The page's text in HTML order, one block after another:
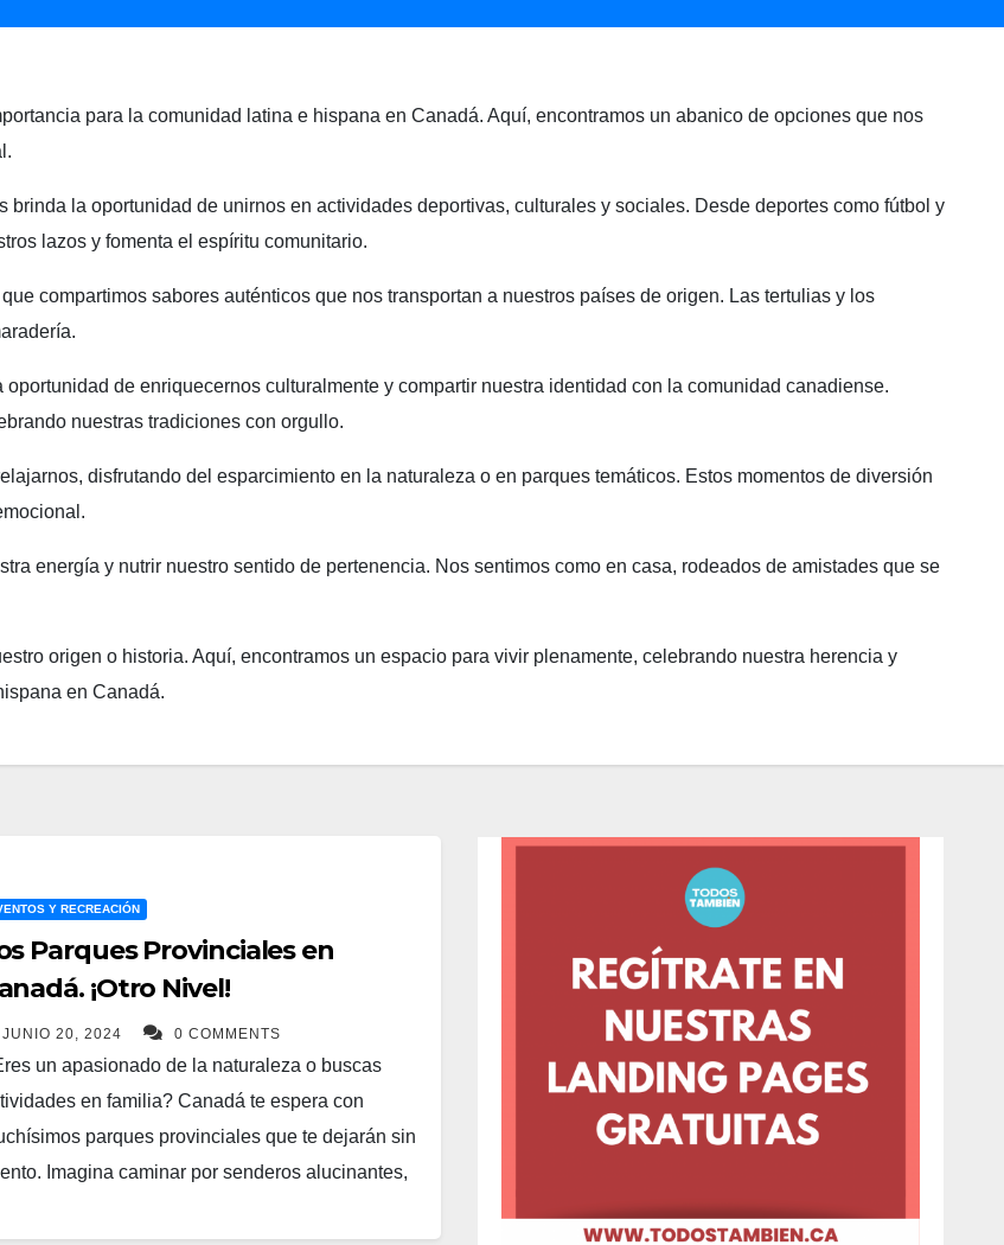
para la comunidad latina e hispana en Canadá. Aquí, encontramos un abanico de opciones que nos
la oportunidad de unirnos en actividades deportivas, culturales y sociales. Desde deportes como fútbol y
lazos y fomenta el espíritu comunitario.
compartimos sabores auténticos que nos transportan a nuestros países de origen. Las tertulias y los
de enriquecernos culturalmente y compartir nuestra identidad con la comunidad canadiense.
nuestras tradiciones con orgullo.
disfrutando del esparcimiento en la naturaleza o en parques temáticos. Estos momentos de diversión
energía y nutrir nuestro sentido de pertenencia. Nos sentimos como en casa, rodeados de amistades que se
origen o historia. Aquí, encontramos un espacio para vivir plenamente, celebrando nuestra herencia y
en Canadá.
Y RECREACIÓN
Parques Provinciales en
¡Otro Nivel!
JUNIO 20, 2024 0 COMMENTS
un apasionado de la naturaleza o buscas
en familia? Canadá te espera con
parques provinciales que te dejarán sin
Imagina caminar por senderos alucinantes,